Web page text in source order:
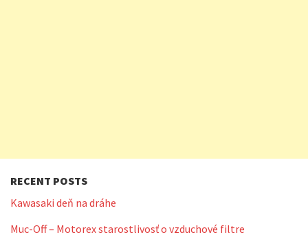
RECENT POSTS
Kawasaki deň na dráhe
Muc-Off – Motorex starostlivosť o vzduchové filtre